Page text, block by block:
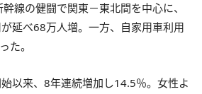
線の健闘で関東－東北間を中心に、
延べ68万人増。一方、自家用車利用
た。
以来、8年連続増加し14.5％。女性よ